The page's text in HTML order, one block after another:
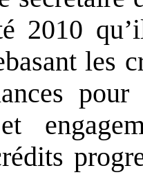
2010
les
pour